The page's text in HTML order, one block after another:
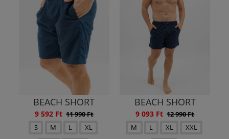
BEACH SHORT
9 592 Ft 11 990 Ft
S
M L
XL
BEACH SHORT
9 093 Ft 12 990 Ft
M
L XL
XXL